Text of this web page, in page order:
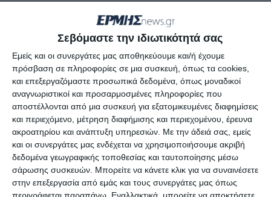
Σεβόμαστε την ιδιωτικότητά σας
Εμείς και οι συνεργάτες μας αποθηκεύουμε και/ή έχουμε
πρόσβαση σε πληροφορίες σε μια συσκευή, όπως τα cookies,
και επεξεργαζόμαστε προσωπικά δεδομένα, όπως μοναδικοί
αναγνωριστικοί και προσαρμοσμένες πληροφορίες που
αποστέλλονται από μια συσκευή για εξατομικευμένες διαφημίσεις
και περιεχόμενο, μέτρηση διαφήμισης και περιεχομένου, έρευνα
ακροατηρίου και ανάπτυξη υπηρεσιών. Με την άδειά σας, εμείς
και οι συνεργάτες μας ενδέχεται να χρησιμοποιήσουμε ακριβή
δεδομένα γεωγραφικής τοποθεσίας και ταυτοποίησης μέσω
σάρωσης συσκευών. Μπορείτε να κάνετε κλικ για να συναινέσετε
στην επεξεργασία από εμάς και τους συνεργάτες μας όπως
περιγράφεται παραπάνω. Εναλλακτικά, μπορείτε να αποκτήσετε
• Επίδειξη skate από τον Δημήτρη Ζόγκαρη
• Συναυλία με τον Στέλιο Μαγαλιό (Sober on
Tuxedos)
Σε όλη τη διάρκεια της εκδήλωσης:
 Θα τηρηθούν όλα τα απαραίτητα μέτρα
προστασίας της υγείας.
 Θα λειτουργεί Κεντρική Έκθεση με
τίτλο:«Για το σχολείο που έχουμε σήμερα ανάγκη»